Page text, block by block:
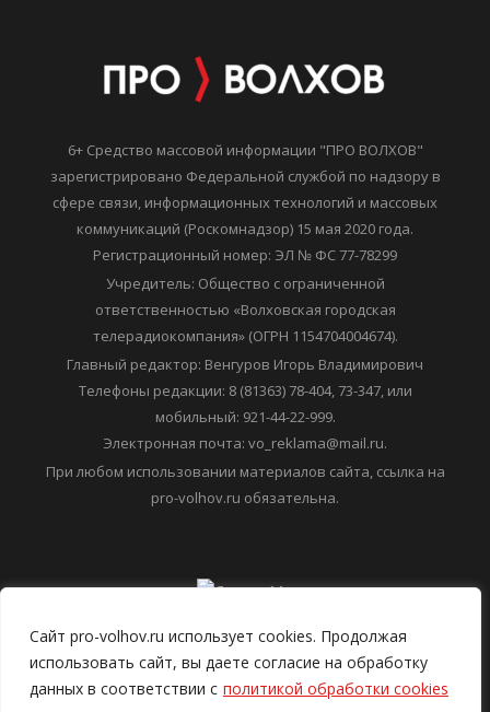
Сайт pro-volhov.ru использует cookies. Продолжая
использовать сайт, вы даете согласие на обработку
данных в соответствии с политикой обработки cookies
6+ Средство массовой информации "ПРО ВОЛХОВ"
зарегистрировано Федеральной службой по надзору в
сфере связи, информационных технологий и массовых
коммуникаций (Роскомнадзор) 15 мая 2020 года.
Регистрационный номер: ЭЛ № ФС 77-78299
Учредитель: Общество с ограниченной
ответственностью «Волховская городская
телерадиокомпания» (ОГРН 1154704004674).
Главный редактор: Венгуров Игорь Владимирович
Телефоны редакции: 8 (81363) 78-404, 73-347, или
мобильный: 921-44-22-999.
Электронная почта: vo_reklama@mail.ru.
При любом использовании материалов сайта, ссылка на
pro-volhov.ru обязательна.